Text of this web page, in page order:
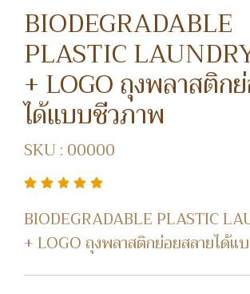
BIODEGRADABLE
PLASTIC
+ LOGO ถุงพลาสติก
ได้แบบชีวภาพ
SKU : 00000
BIODEGRADABLE PLASTIC
+ LOGO ถุงพลาสติกย่อยสลายได้แ